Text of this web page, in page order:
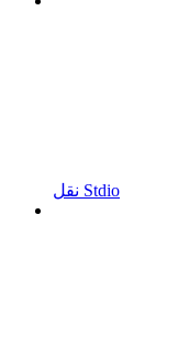
نقل Stdio